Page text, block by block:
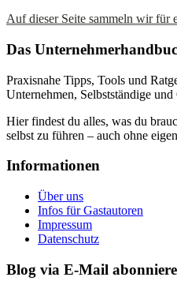
Auf dieser Seite sammeln wir für
Das
Praxisnahe Tipps, Tools und
Unternehmen, Selbstständige
Hier findest du alles, was du
selbst zu führen – auch ohne
Informationen
Über uns
Infos für Gastautoren
Impressum
Datenschutz
Blog via E-Mail